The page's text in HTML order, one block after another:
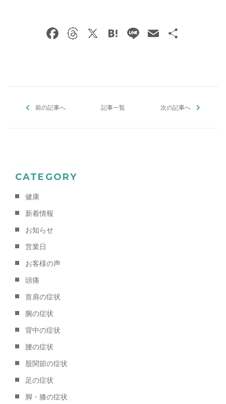
F
o
T X H Li E
前の記事へ 記事一覧 次の記事へ
CATEGORY
健康
新着情報
お知らせ
営業日
お客様の声
頭痛
首肩の症状
腕の症状
背中の症状
腰の症状
股関節の症状
足の症状
脚・膝の症状